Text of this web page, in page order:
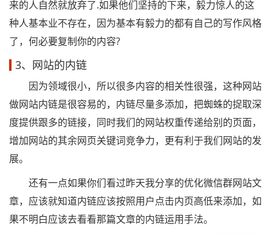
来的人自然就放弃了.如果他们坚持的下来，毅力惊人的这
种人基本业不存在，因为基本有毅力的都有自己的写作风格
了，何必要复制你的内容?
3、网站的内链
因为领域很小，所以很多内容的相关性很强，这种网站
做网站内链是很容易的，内链尽量多添加，把蜘蛛的捉取深
度提供跟多的链接，同时我们的网站权重传递给别的页面，
增加网站的其余网页关键词竞争力，更有利于我们网站的发
展。
还有一点如果你们看过昨天我分享的优化微信群网站文
章，应该就知道内链应该按照用户点击内页高低来添加，如
果不明白应该去看看那篇文章的内链运用手法。